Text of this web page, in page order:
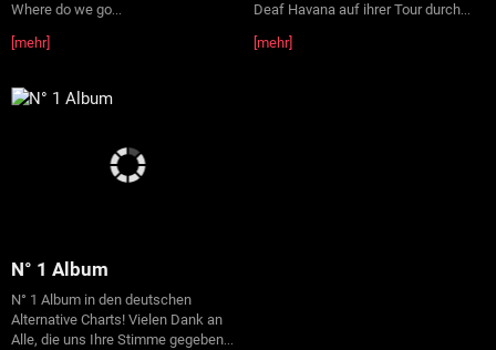
Where do we go...
[mehr]
Deaf Havana auf ihrer Tour durch...
[mehr]
N° 1 Album
N° 1 Album in den deutschen
Alternative Charts! Vielen Dank an
Alle, die uns Ihre Stimme gegeben...